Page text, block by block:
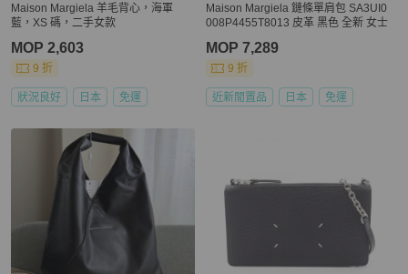
Maison Margiela 羊毛背心，海軍
藍，XS 碼，二手女款
MOP 2,603
9 折
狀況良好 日本 免運
Maison Margiela 鏈條單肩包 SA3UI0
008P4455T8013 皮革 黑色 全新 女士
MOP 7,289
9 折
近新閒置品 日本 免運